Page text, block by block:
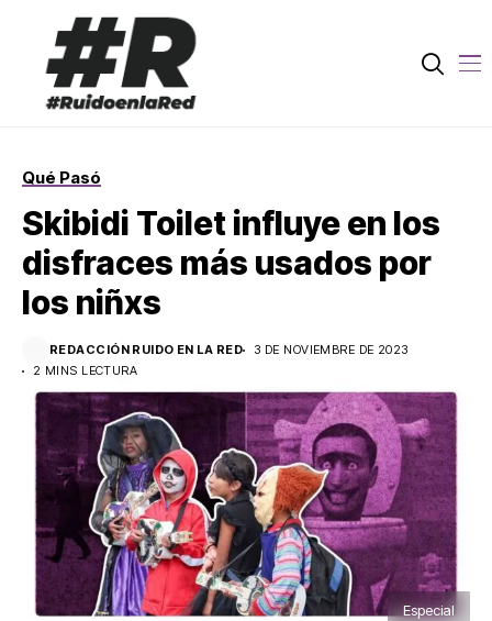
Qué Pasó
Skibidi Toilet influye en los
disfraces más usados por
los niñxs
REDACCIÓN RUIDO EN LA RED
3 DE NOVIEMBRE DE 2023
2 MINS LECTURA
Especial